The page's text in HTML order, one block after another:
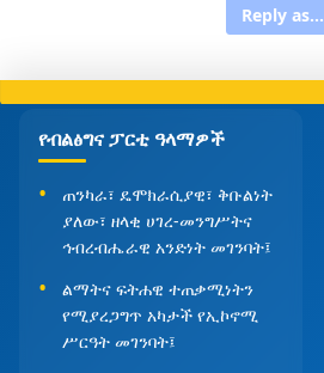
Reply as...
የብልፅግና ፓርቲ ዓላማዎች
ጠንካራ፣ ዴሞክራሲያዊ፣ ቅቡልነት
ያለው፣ ዘላቂ ሀገረ-መንግሥትና
ኅብረብሔራዊ አንድነት መገንባት፤
ልማትና ፍትሐዊ ተጠቃሚነትን
የሚያረጋግጥ አካታች የኢኮኖሚ
ሥርዓት መገንባት፤